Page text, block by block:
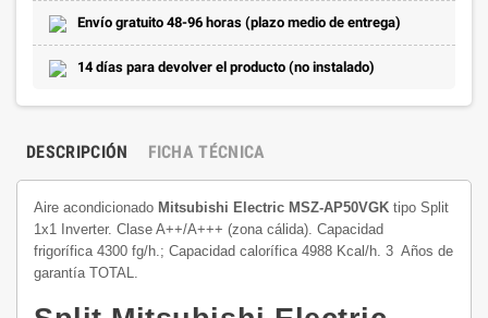
Envío gratuito 48-96 horas (plazo medio de entrega)
14 días para devolver el producto (no instalado)
DESCRIPCIÓN FICHA TÉCNICA
Aire acondicionado Mitsubishi Electric MSZ-AP50VGK tipo Split
1x1 Inverter. Clase A++/A+++ (zona cálida). Capacidad
frigorífica 4300 fg/h.; Capacidad calorífica 4988 Kcal/h. 3 Años de
garantía TOTAL.